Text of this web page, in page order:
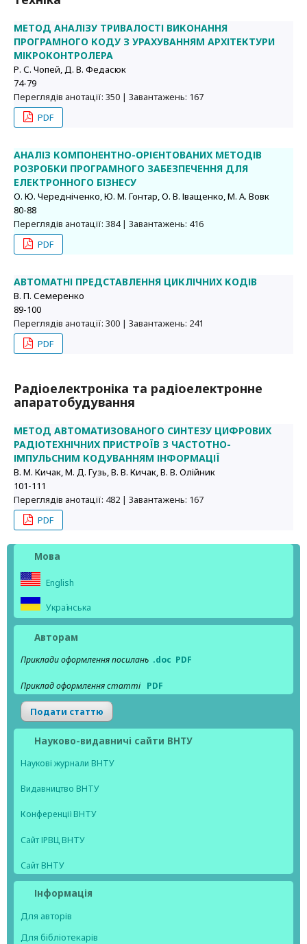
МЕТОД АНАЛІЗУ ТРИВАЛОСТІ ВИКОНАННЯ
ПРОГРАМНОГО КОДУ З УРАХУВАННЯМ АРХІТЕКТУРИ
МІКРОКОНТРОЛЕРА
Р. С. Чопей, Д. В. Федасюк
74-79
Переглядів анотації: 350 | Завантажень: 167
PDF
АНАЛІЗ КОМПОНЕНТНО-ОРІЄНТОВАНИХ МЕТОДІВ
РОЗРОБКИ ПРОГРАМНОГО ЗАБЕЗПЕЧЕННЯ ДЛЯ
ЕЛЕКТРОННОГО БІЗНЕСУ
О. Ю. Чередніченко, Ю. М. Гонтар, О. В. Іващенко, М. А. Вовк
80-88
Переглядів анотації: 384 | Завантажень: 416
PDF
АВТОМАТНІ ПРЕДСТАВЛЕННЯ ЦИКЛІЧНИХ КОДІВ
В. П. Семеренко
89-100
Переглядів анотації: 300 | Завантажень: 241
PDF
Радіоелектроніка та радіоелектронне
апаратобудування
МЕТОД АВТОМАТИЗОВАНОГО СИНТЕЗУ ЦИФРОВИХ
РАДІОТЕХНІЧНИХ ПРИСТРОЇВ З ЧАСТОТНО-
ІМПУЛЬСНИМ КОДУВАННЯМ ІНФОРМАЦІЇ
В. М. Кичак, М. Д. Гузь, В. В. Кичак, В. В. Олійник
101-111
Переглядів анотації: 482 | Завантажень: 167
PDF
Мова
English
Українська
Авторам
Приклади оформлення посилань .doc PDF
Приклад оформлення статті PDF
Подати статтю
Науково-видавничі сайти ВНТУ
Наукові журнали ВНТУ
Видавництво ВНТУ
Конференції ВНТУ
Сайт ІРВЦ ВНТУ
Сайт ВНТУ
Інформація
Для авторів
Для бібліотекарів